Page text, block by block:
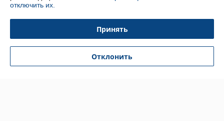
Сайт создан на платформе Deal.by
отключить их.
Принять
Отклонить